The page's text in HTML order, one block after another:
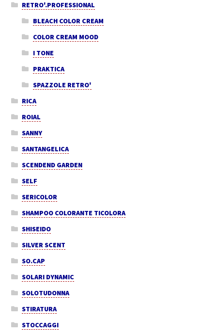
RETRO'.PROFESSIONAL
BLEACH COLOR CREAM
COLOR CREAM MOOD
I TONE
PRAKTICA
SPAZZOLE RETRO'
RICA
ROIAL
SANNY
SANTANGELICA
SCENDEND GARDEN
SELF
SERICOLOR
SHAMPOO COLORANTE TICOLORA
SHISEIDO
SILVER SCENT
SO.CAP
SOLARI DYNAMIC
SOLOTUDONNA
STIRATURA
STOCCAGGI